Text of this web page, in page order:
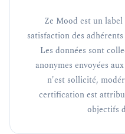
Ze Mood est un
satisfaction des
Les données sont
anonymes envoyées
n'est sollicité,
certification est
objectifs